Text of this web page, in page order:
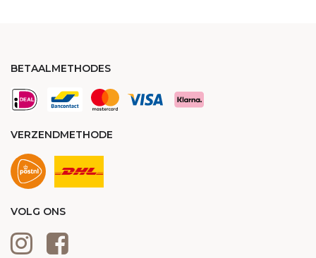
BETAALMETHODES
VERZENDMETHODE
VOLG ONS